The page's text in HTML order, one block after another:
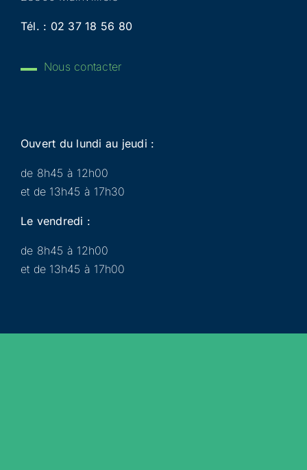
Tél. : 02 37 18 56 80
Nous contacter
Ouvert du lundi au jeudi :
de 8h45 à 12h00
et de 13h45 à 17h30
Le vendredi :
de 8h45 à 12h00
et de 13h45 à 17h00